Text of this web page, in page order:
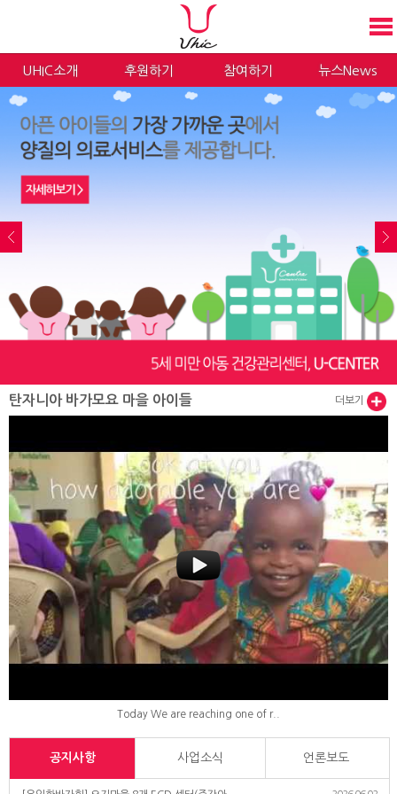
UHIC소개 후원하기 참여하기 뉴스News
탄자니아 바가모요 마을 아이들 더보기
Today We are reaching one of r..
공지사항 사업소식 언론보도